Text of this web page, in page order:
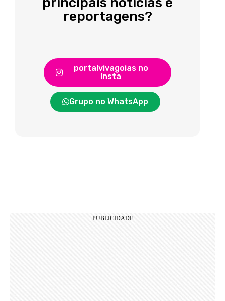
reportagens?
portalvivagoias no
Insta
Grupo no WhatsApp